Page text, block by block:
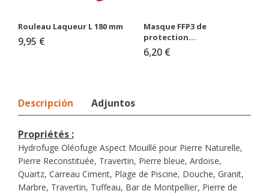
Rouleau Laqueur L 180 mm
9,95 €
Masque FFP3 de
protection...
6,20 €
Descripción Adjuntos
Propriétés :
Hydrofuge Oléofuge Aspect Mouillé pour Pierre Naturelle,
Pierre Reconstituée, Travertin, Pierre bleue, Ardoise,
Quartz, Carreau Ciment, Plage de Piscine, Douche, Granit,
Marbre, Travertin, Tuffeau, Bar de Montpellier, Pierre de